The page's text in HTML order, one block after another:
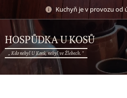
Kuchyň je v provozu od
HOSPŮDKA U KOSŮ
„ Kdo nebyl U Kosů, nebyl ve Žlebech. "